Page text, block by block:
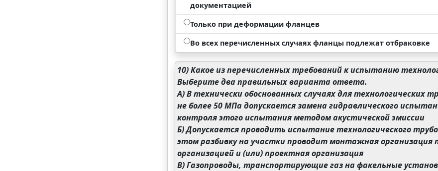
документацией
Только при деформации фланцев
Во всех перечисленных случаях фланцы подлежат отбраковке
10)Какое из перечисленных требований к испытанию
Выберите два правильных варианта ответа.
А) В технически обоснованных случаях для технологических
не более 50 МПа допускается замена гидравлического
контроля этого испытания методом акустической эмиссии
Б) Допускается проводить испытание технологического
этом разбивку на участки проводит монтажная организация
организацией и (или) проектная организация
В) Газопроводы, транспортирующие газ на факельные